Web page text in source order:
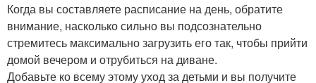
Когда вы составляете расписание на день, обратите
внимание, насколько сильно вы подсознательно
стремитесь максимально загрузить его так, чтобы прийти
домой вечером и отрубиться на диване.
Добавьте ко всему этому уход за детьми и вы получите